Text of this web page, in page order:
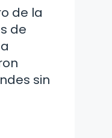
de la
de
sin